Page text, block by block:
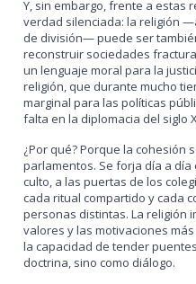
Y, sin embargo, frente a estas
verdad silenciada: la religión
de división— puede ser
reconstruir sociedades
un lenguaje moral para la
religión, que durante mucho
marginal para las políticas
falta en la diplomacia del siglo
¿Por qué? Porque la cohesión
parlamentos. Se forja día a
culto, a las puertas de los
cada ritual compartido y cada
personas distintas. La religión
valores y las motivaciones
la capacidad de tender
doctrina, sino como diálogo.